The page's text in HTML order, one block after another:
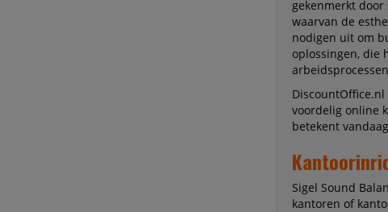
gekenmerkt
waarvan de
nodigen uit om
oplossingen, die
voordelig online
betekent
Sigel Sound
kantoren of